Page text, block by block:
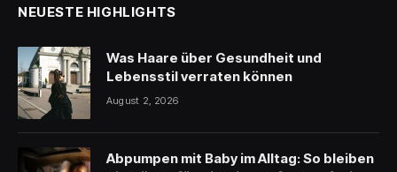
NEUESTE HIGHLIGHTS
Was Haare über Gesundheit und
Lebensstil verraten können
August 2, 2026
Abpumpen mit Baby im Alltag: So bleiben